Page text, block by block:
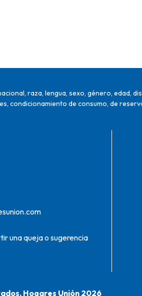
raza, lengua, sexo, género, edad,
condicionamiento de consumo, de
una queja o sugerencia
Hogares Unión 2026